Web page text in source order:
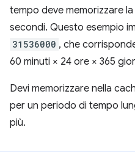
tempo deve memorizzare
secondi. Questo esempio
31536000 , che
60 minuti × 24 ore × 365
Devi memorizzare nella
per un periodo di tempo
più.